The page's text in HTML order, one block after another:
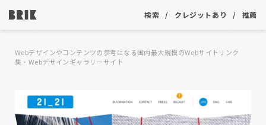
検索 クレジットあり 推薦
Webデザインやコンテンツの参考になる国内最大規模のWebサイトリンク
集・Webデザインギャラリーサイト